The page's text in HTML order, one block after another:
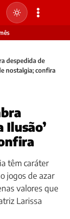
despedida de
nostalgia; confira
Ilusão’
têm caráter
jogos de azar
valores que
Larissa